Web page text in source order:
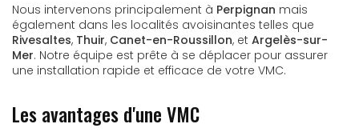
Nous intervenons principalement à Perpignan mais
également dans les localités avoisinantes telles que
Rivesaltes, Thuir, Canet-en-Roussillon, et Argelès-sur-
Mer. Notre équipe est prête à se déplacer pour assurer
une installation rapide et efficace de votre VMC.
Les avantages d'une VMC